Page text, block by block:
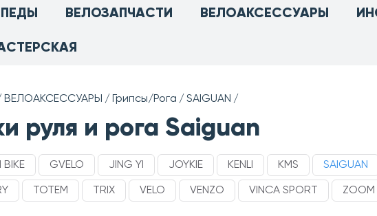
ВЕЛОЗАПЧАСТИ ВЕЛОАКСЕССУАРЫ
ВЕЛОАКСЕССУАРЫ Грипсы/Рога SAIGUAN
руля и рога Saiguan
BIKE GVELO JING YI JOYKIE KENLI KMS SAIGUAN
TOTEM TRIX VELO VENZO VINCA SPORT ZOOM